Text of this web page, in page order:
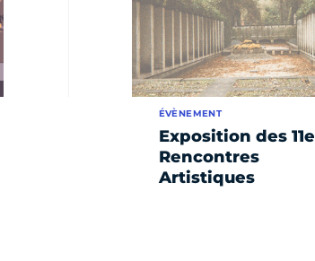
Exposition des 11e
Rencontres
Artistiques
ÉVÈNEMENT